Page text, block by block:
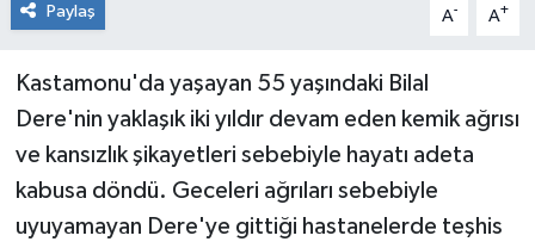
Paylaş A- A+
Kastamonu'da yaşayan 55 yaşındaki Bilal
Dere'nin yaklaşık iki yıldır devam eden kemik ağrısı
ve kansızlık şikayetleri sebebiyle hayatı adeta
kabusa döndü. Geceleri ağrıları sebebiyle
uyuyamayan Dere'ye gittiği hastanelerde teşhis